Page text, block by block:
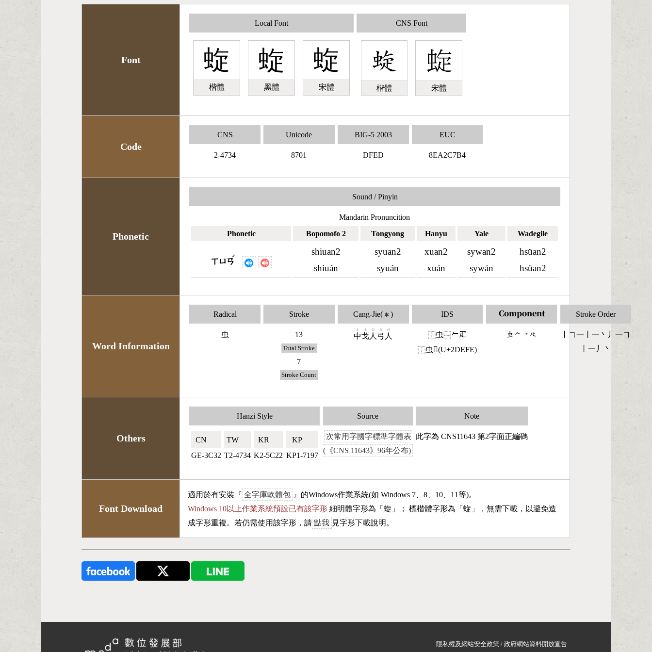
Font
Local Font
蜁
楷體
蜁
黑體
蜁
宋體
CNS Font
楷體 宋體
Code
CNS
2-4734
Unicode
8701
BIG-5 2003
DFED
EUC
8EA2C7B4
Phonetic
Sound / Pinyin
Mandarin Pronuncition
Phonetic
Bopomofo 2 Tongyong Hanyu Yale Wadegile
ㄒㄩㄢ
ˊ
shiuan2
shiuán
syuan2
syuán
xuan2
xuán
sywan2
sywán
hsüan2
hsüan2
Word Information
Radical
虫
Stroke
13
Total Stroke
7
Stroke Count
Cang-Jie( ✱ )
中
L
戈
I
人
O
弓
N
人
O
IDS
⿰虫⿱𠂉疋
⿰虫𭻾(U+2DEFE)
Component
󶅶󶀩󶀏󶃎
Stroke Order
丨㇕一丨一丶丿一㇕
丨一丿丶
Others
Hanzi Style
CN🇨🇳
GE-3C32
TW🇹🇼
T2-4734
KR🇰🇷
K2-5C22
KP🇰🇵
KP1-7197
Source
次常用字國字標準字體表
(《CNS 11643》96年公布)
Note
此字為 CNS11643 第2字面正編碼
Font Download
適用於有安裝『 全字庫軟體包 』的Windows作業系統(如 Windows 7、8、10、11等)。
Windows 10以上作業系統預設已有該字形 細明體字形為「蜁 」； 標楷體字形為「蜁 」，無需下載，以避免造
成字形重複。若仍需使用該字形，請 點我 見字形下載說明。
隱私權及網站安全政策 /政府網站資料開放宣告